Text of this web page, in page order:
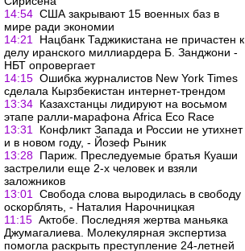
14:54 США закрывают 15 военных баз в
мире ради экономии
14:21
Нацбанк Таджикистана не причастен к
делу иранского миллиардера Б. Занджони -
НБТ опровергает
14:15 Ошибка журналистов New York Times
сделала Кырзбекистан интернет-трендом
13:34 Казахстанцы лидируют на восьмом
этапе ралли-марафона Africa Eco Race
13:31
Конфликт Запада и России не утихнет
и в новом году, - Йозеф Рыник
13:28 Париж. Преследуемые братья Куаши
застрелили еще 2-х человек и взяли
заложников
13:01
Свобода слова выродилась в свободу
оскорблять, - Наталия Нарочницкая
11:15 Актобе. Последняя жертва маньяка
Джумагалиева. Молекулярная экспертиза
помогла раскрыть преступление 24-летней